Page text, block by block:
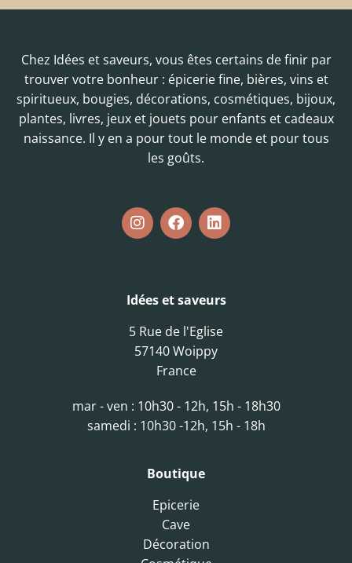
Chez Idées et saveurs, vous êtes certains de finir par
trouver votre bonheur : épicerie fine, bières, vins et
spiritueux, bougies, décorations, cosmétiques, bijoux,
plantes, livres, jeux et jouets pour enfants et cadeaux
naissance. Il y en a pour tout le monde et pour tous
les goûts.
Idées et saveurs
5 Rue de l'Eglise
57140 Woippy
France
mar - ven : 10h30 - 12h, 15h - 18h30
samedi : 10h30 -12h, 15h - 18h
Boutique
Epicerie
Cave
Décoration